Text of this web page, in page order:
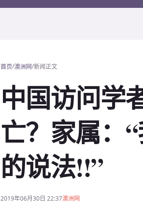
首页/澳洲网/新闻正文
中国访问学
亡？家属：
的说法!!”
2019年06月30日 22:37澳洲网